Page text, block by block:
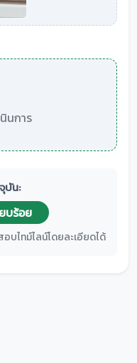
นการ
บัน:
บร้อย
บไทม์ไลน์โดยละเอียดได้